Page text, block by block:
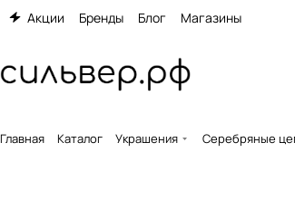
Акции Бренды Блог Магазины
Главная Каталог Украшения Серебряные